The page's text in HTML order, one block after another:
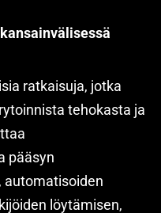
ratkaisuja, jotka
tehokasta ja
pääsyn
automatisoiden
löytämisen,